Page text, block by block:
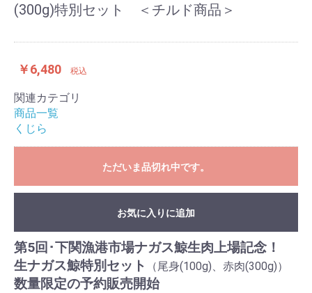
(300g)特別セット ＜チルド商品＞
￥6,480 税込
関連カテゴリ
商品一覧
くじら
ただいま品切れ中です。
お気に入りに追加
第5回･下関漁港市場ナガス鯨生肉上場記念！
生ナガス鯨特別セット
（尾身(100g)、赤肉(300g)）
数量限定の予約販売開始